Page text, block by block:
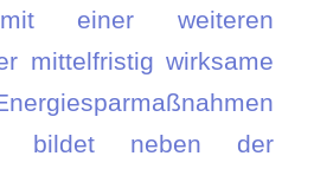
einer weiteren
mittelfristig wirksame
bildet neben der